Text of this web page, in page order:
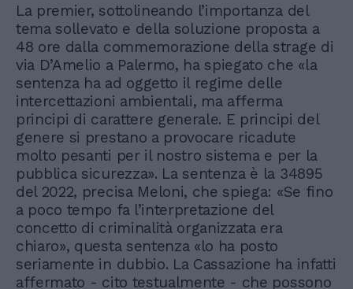
La premier, sottolineando l’importanza del
tema sollevato e della soluzione proposta a
48 ore dalla commemorazione della strage di
via D’Amelio a Palermo, ha spiegato che «la
sentenza ha ad oggetto il regime delle
intercettazioni ambientali, ma afferma
principi di carattere generale. E principi del
genere si prestano a provocare ricadute
molto pesanti per il nostro sistema e per la
pubblica sicurezza». La sentenza è la 34895
del 2022, precisa Meloni, che spiega: «Se fino
a poco tempo fa l’interpretazione del
concetto di criminalità organizzata era
chiaro», questa sentenza «lo ha posto
seriamente in dubbio. La Cassazione ha infatti
affermato - cito testualmente - che possono